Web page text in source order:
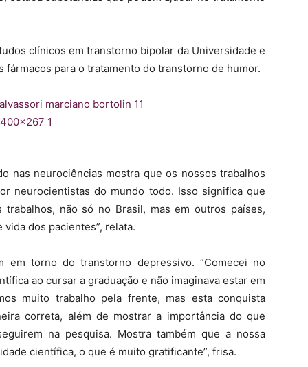
clínicos em transtorno bipolar da Universidade e
para o tratamento do transtorno de humor.
nas neurociências mostra que os nossos trabalhos
neurocientistas do mundo todo. Isso significa que
não só no Brasil, mas em outros países,
dos pacientes”, relata.
em torno do transtorno depressivo. “Comecei no
ao cursar a graduação e não imaginava estar em
muito trabalho pela frente, mas esta conquista
correta, além de mostrar a importância do que
na pesquisa. Mostra também que a nossa
científica, o que é muito gratificante”, frisa.